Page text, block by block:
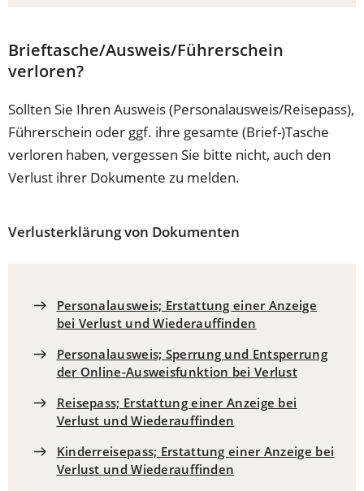
Brieftasche/Ausweis/Führerschein
verloren?
Sollten Sie Ihren Ausweis (Personalausweis/Reisepass),
Führerschein oder ggf. ihre gesamte (Brief-)Tasche
verloren haben, vergessen Sie bitte nicht, auch den
Verlust ihrer Dokumente zu melden.
Verlusterklärung von Dokumenten
Personalausweis; Erstattung einer Anzeige
bei Verlust und Wiederauffinden
Personalausweis; Sperrung und Entsperrung
der Online-Ausweisfunktion bei Verlust
Reisepass; Erstattung einer Anzeige bei
Verlust und Wiederauffinden
Kinderreisepass; Erstattung einer Anzeige bei
Verlust und Wiederauffinden